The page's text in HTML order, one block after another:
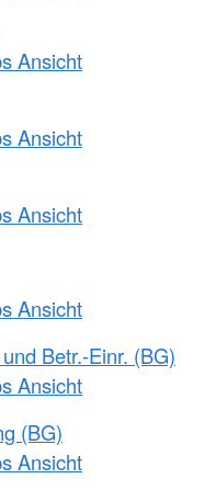
Ansicht
Ansicht
Ansicht
Ansicht
Betr.-Einr. (BG)
Ansicht
(BG)
Ansicht